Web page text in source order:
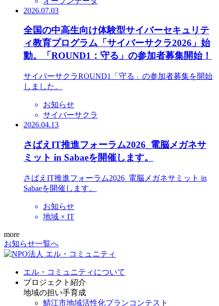
2026.07.03
全国の中高生向け体験型サイバーセキュリテ
ィ教育プログラム「サイバーサクラ2026」始
動。「ROUND1：守る」の参加者募集開始！
サイバーサクラROUND1「守る」の参加者募集を開始
しました。
お知らせ
サイバーサクラ
2026.04.13
さばえIT推進フォーラム2026_電脳メガネサ
ミット in Sabaeを開催します。
さばえIT推進フォーラム2026_電脳メガネサミット in
Sabaeを開催します。
お知らせ
地域 × IT
more
お知らせ一覧へ
エル・コミュニティについて
プロジェクト紹介
地域の担い手育成
鯖江市地域活性化プランコンテスト